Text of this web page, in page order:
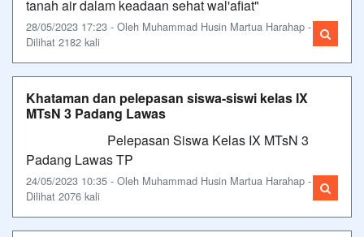
tanah air dalam keadaan sehat wal'afiat"
28/05/2023 17:23 - Oleh Muhammad Husin Martua Harahap -
Dilihat 2182 kali
Khataman dan pelepasan siswa-siswi kelas IX
MTsN 3 Padang Lawas
Pelepasan Siswa Kelas IX MTsN 3
Padang Lawas TP
24/05/2023 10:35 - Oleh Muhammad Husin Martua Harahap -
Dilihat 2076 kali